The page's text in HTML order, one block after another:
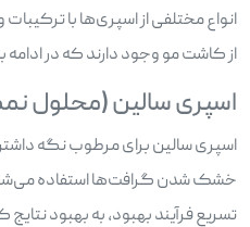
انواع مختلفی از اسپری‌ها با
از کاشت مو وجود دارند که در ادامه
اسپری سالین (محلول
اسپری سالین برای مرطوب نگه
خشک شدن گرافت‌ها استفاده
تسریع فرآیند بهبود، به بهبود